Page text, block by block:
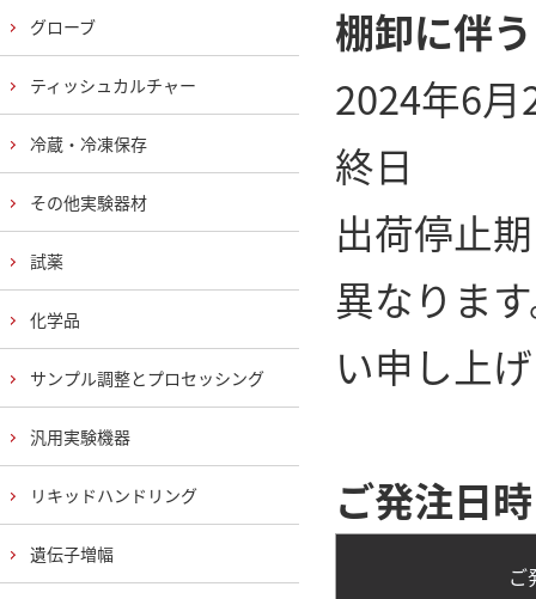
棚卸に伴
2024年6
終日
出荷停止
異なりま
い申し上
ご発注日
ご
グローブ
ティッシュカルチャー
冷蔵・冷凍保存
その他実験器材
試薬
化学品
サンプル調整とプロセッシング
汎用実験機器
リキッドハンドリング
遺伝子増幅